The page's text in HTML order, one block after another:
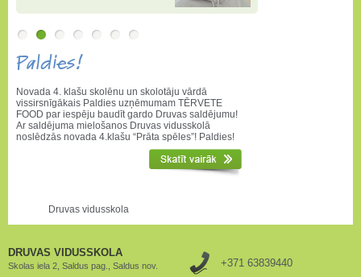
Paldies!
Novada 4. klašu skolēnu un skolotāju vārdā
vissirsnīgākais Paldies uzņēmumam TĒRVETE
FOOD par iespēju baudīt gardo Druvas saldējumu!
Ar saldējuma mielošanos Druvas vidusskolā
noslēdzās novada 4.klašu “Prāta spēles”! Paldies!
Druvas vidusskola
DRUVAS VIDUSSKOLA
Skolas iela 2, Saldus pag., Saldus nov. +371 63839440